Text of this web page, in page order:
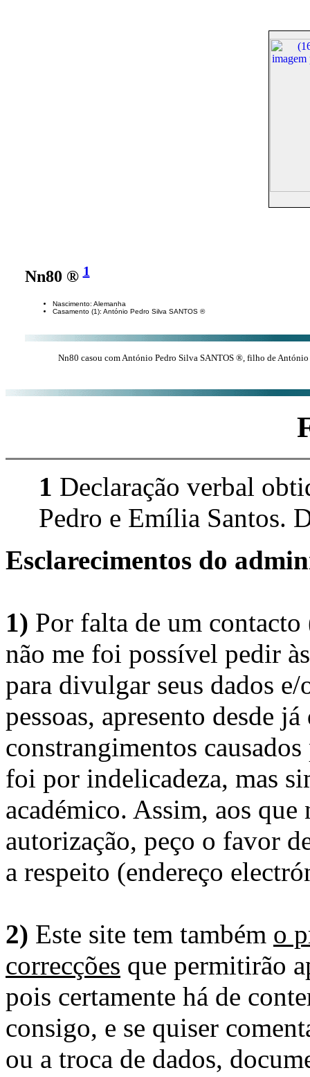
Nn80 ®1
Nascimento: Alemanha
Casamento (1): António Pedro Silva SANTOS ®
Nn80 casou com António Pedro Silva SANTOS ®, filho de
1 Declaração verbal
Pedro e Emília Santos.
Esclarecimentos do
1) Por falta de um
não me foi possível pedir
para divulgar seus dados
pessoas, apresento desde
constrangimentos
foi por indelicadeza, mas
académico. Assim, aos
autorização, peço o favor
a respeito (endereço
2) Este site tem também o
correcções que permitirão
pois certamente há de
consigo, e se quiser
ou a troca de dados,